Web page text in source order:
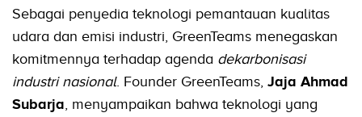
Sebagai penyedia teknologi pemantauan kualitas
udara dan emisi industri, GreenTeams menegaskan
komitmennya terhadap agenda dekarbonisasi
industri nasional. Founder GreenTeams, Jaja Ahmad
Subarja , menyampaikan bahwa teknologi yang